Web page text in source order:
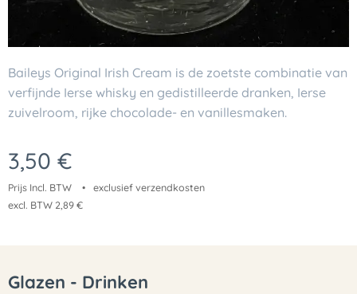
Baileys Original Irish Cream is de zoetste combinatie van
verfijnde Ierse whisky en gedistilleerde dranken, Ierse
zuivelroom, rijke chocolade- en vanillesmaken.
3,50 €
Prijs Incl. BTW
exclusief verzendkosten
excl. BTW 2,89 €
Glazen - Drinken